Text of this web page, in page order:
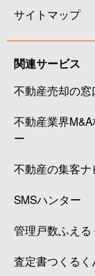
サイトマップ
関連サービス
不動産売却の窓
不動産業界
ー
不動産の集客ナ
SMSハンター
管理戸数ふえる
査定書つくるく